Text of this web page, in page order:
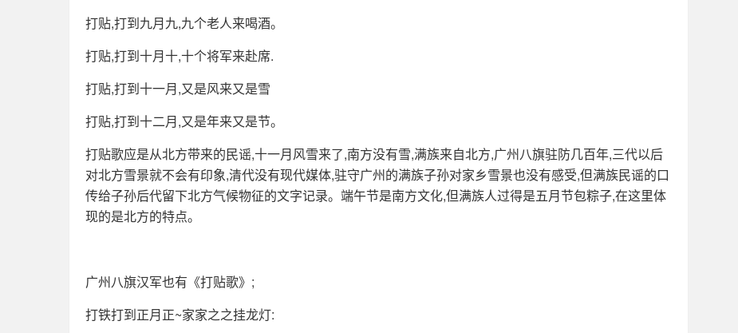
打贴,打到九月九,九个老人来喝酒。
打贴,打到十月十,十个将军来赴席.
打贴,打到十一月,又是风来又是雪
打贴,打到十二月,又是年来又是节。
打贴歌应是从北方带来的民谣,十一月风雪来了,南方没有雪,满族来自北方,广州八旗驻防几百年,三代以后
对北方雪景就不会有印象,清代没有现代媒体,驻守广州的满族子孙对家乡雪景也没有感受,但满族民谣的口
传给子孙后代留下北方气候物征的文字记录。端午节是南方文化,但满族人过得是五月节包粽子,在这里体
现的是北方的特点。
广州八旗汉军也有《打贴歌》;
打铁打到正月正~家家之之挂龙灯: